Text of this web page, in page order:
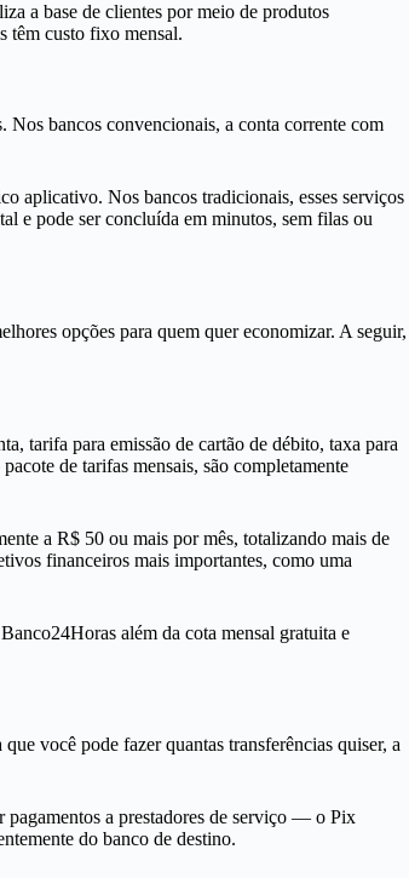
a base de clientes por meio de produtos
têm custo fixo mensal.
Nos bancos convencionais, a conta corrente com
aplicativo. Nos bancos tradicionais, esses serviços
e pode ser concluída em minutos, sem filas ou
opções para quem quer economizar. A seguir,
tarifa para emissão de cartão de débito, taxa para
de tarifas mensais, são completamente
a R$ 50 ou mais por mês, totalizando mais de
financeiros mais importantes, como uma
além da cota mensal gratuita e
você pode fazer quantas transferências quiser, a
pagamentos a prestadores de serviço — o Pix
do banco de destino.